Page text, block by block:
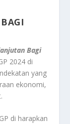
Bagi
2024 di
yang
ekonomi,
di harapkan